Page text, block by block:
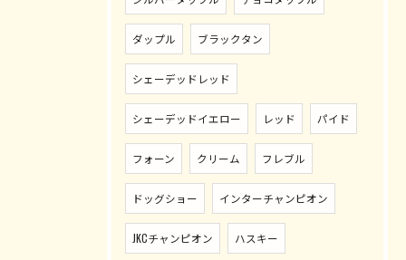
ダップル ブラックタン
シェーデッドレッド
シェーデッドイエロー レッド パイド
フォーン クリーム フレブル
ドッグショー インターチャンピオン
JKCチャンピオン ハスキー